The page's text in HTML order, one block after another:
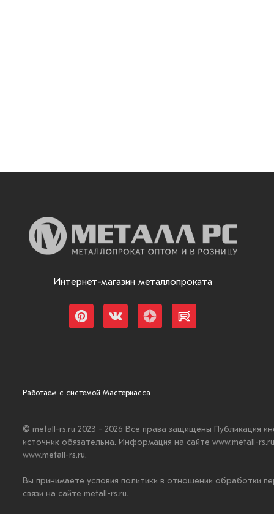
Интернет-магазин металлопроката
Работаем с системой Мастеркасса
© metall-rs.ru 2023 - 2026 Все права защищены Публикация
источник обязательна. Информация на сайте www.metall-
www.metall-rs.ru.
Вы принимаете условия политики в отношении обработки
связи на сайте metall-rs.ru.